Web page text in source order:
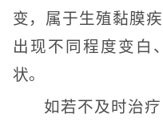
变，属于生殖黏膜
出现不同程度变白
状。
如若不及时治